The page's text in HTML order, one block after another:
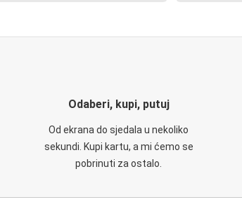
Odaberi, kupi, putuj
Od ekrana do sjedala u nekoliko
sekundi. Kupi kartu, a mi ćemo se
pobrinuti za ostalo.